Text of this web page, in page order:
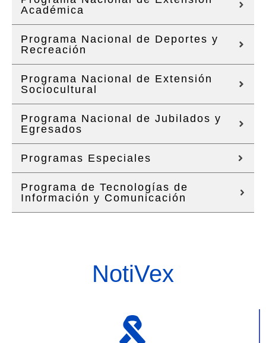
Académica
Programa Nacional de Deportes y
Recreación
Programa Nacional de Extensión
Sociocultural
Programa Nacional de Jubilados y
Egresados
Programas Especiales
Programa de Tecnologías de
Información y Comunicación
NotiVex